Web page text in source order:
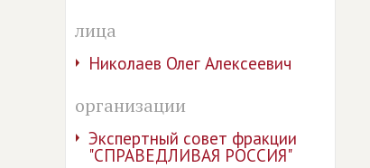
лица
Николаев Олег Алексеевич
организации
Экспертный совет фракции
"СПРАВЕДЛИВАЯ РОССИЯ"